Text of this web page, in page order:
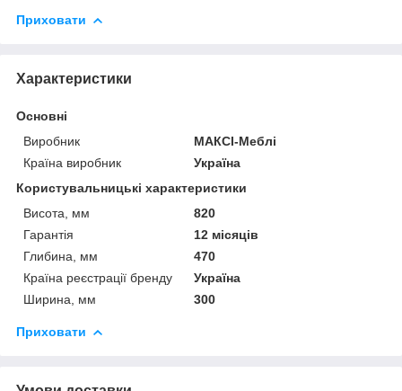
Приховати
Характеристики
Основні
Виробник
МАКСІ-Меблі
Країна виробник
Україна
Користувальницькі характеристики
Висота, мм
820
Гарантія
12 місяців
Глибина, мм
470
Країна реєстрації бренду
Україна
Ширина, мм
300
Приховати